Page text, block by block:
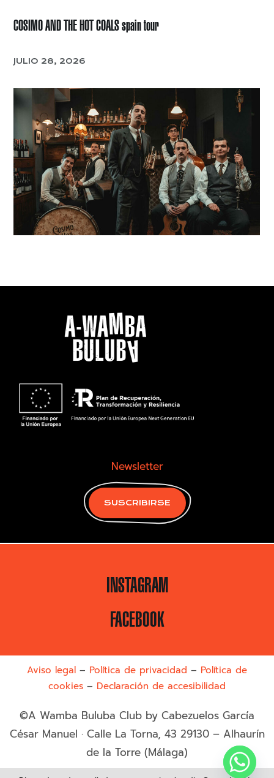
COSIMO AND THE HOT COALS spain tour
JULIO 28, 2026
Newsletter
SUSCRIBIRSE
INSTAGRAM
FACEBOOK
Aviso legal – Política de privacidad – Política de
cookies – Declaración de accesibilidad
©A Wamba Buluba Club by Cabezuelos García
César Manuel · Calle La Torna, 43 29130 – Alhaurín
de la Torre (Málaga)